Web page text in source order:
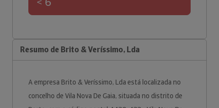
Resumo de Brito & Veríssimo, Lda
A empresa Brito & Veríssimo, Lda está localizada no
concelho de Vila Nova De Gaia, situada no distrito de